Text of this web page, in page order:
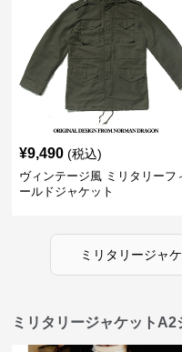
¥9,490 (税込)
ヴィンテージ風 ミリタリーフ
ールドジャケット
ミリタリージャ
ミリタリージャケット